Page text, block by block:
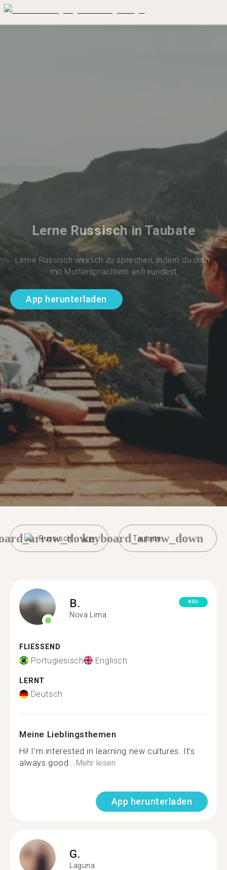
Lerne Russisch in Taubate
Lerne Russisch wirklich zu sprechen, indem du dich
mit Muttersprachlern anfreundest
App herunterladen
Russisch Taubate
keyboard_arrow_down
B.
Nova Lima
NEU
FLIESSEND
Portugiesisch Englisch
LERNT
Deutsch
Meine Lieblingsthemen
Hi! I'm interested in learning new cultures. It's
always good...Mehr lesen
App herunterladen
G.
Laguna